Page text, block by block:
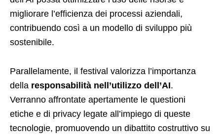
migliorare l’efficienza dei processi aziendali,
contribuendo così a un modello di sviluppo più
sostenibile.
Parallelamente, il festival valorizza l’importanza
della responsabilità nell’utilizzo dell’AI.
Verranno affrontate apertamente le questioni
etiche e di privacy legate all’impiego di queste
tecnologie, promuovendo un dibattito costruttivo su